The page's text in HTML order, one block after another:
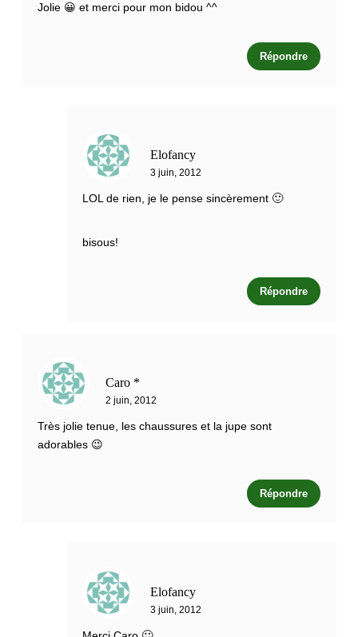
Jolie 😀 et merci pour mon bidou ^^
Répondre
Elofancy
3 juin, 2012
LOL de rien, je le pense sincèrement 🙂
bisous!
Répondre
Caro *
2 juin, 2012
Très jolie tenue, les chaussures et la jupe sont
adorables 😉
Répondre
Elofancy
3 juin, 2012